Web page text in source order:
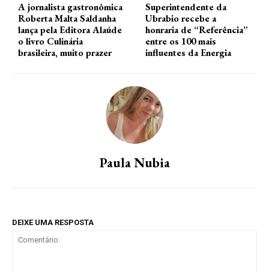
A jornalista gastronômica
Roberta Malta Saldanha
lança pela Editora Alaúde
o livro Culinária
brasileira, muito prazer
Superintendente da
Ubrabio recebe a
honraria de “Referência”
entre os 100 mais
influentes da Energia
Paula Nubia
DEIXE UMA RESPOSTA